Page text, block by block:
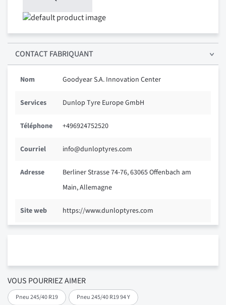
VOUS POURRIEZ AIMER
Pneu 245/40 R19 Pneu 245/40 R19 94 Y
CONTACT FABRIQUANT
Nom Goodyear S.A. Innovation Center
Services Dunlop Tyre Europe GmbH
Téléphone +496924752520
Courriel info@dunloptyres.com
Adresse
Berliner Strasse 74-76, 63065 Offenbach am
Main, Allemagne
Site web https://www.dunloptyres.com